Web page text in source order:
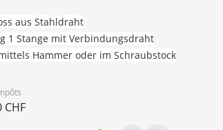
aus Stahldraht
1 Stange mit Verbindungsdraht
Hammer oder im Schraubstock
CHF